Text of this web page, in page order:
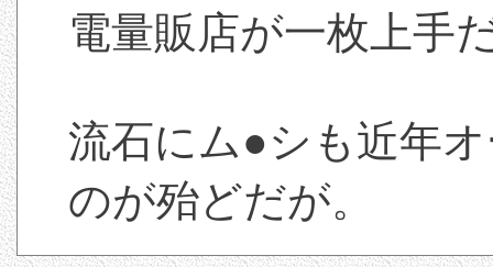
電量販店が一枚上手
流石にム●シも近年
のが殆どだが。